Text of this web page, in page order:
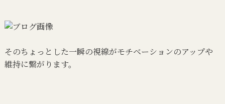
そのちょっとした一瞬の視線がモチベーションのアップや
維持に繋がります。